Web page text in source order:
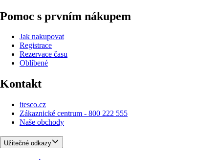
Pomoc s prvním nákupem
Jak nakupovat
Registrace
Rezervace času
Oblíbené
Kontakt
itesco.cz
Zákaznické centrum - 800 222 555
Naše obchody
Užitečné odkazy